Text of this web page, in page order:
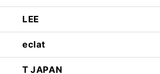
LEE
eclat
T JAPAN